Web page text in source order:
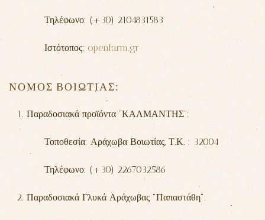
Τηλέφωνο: (+30) 2104831583
Ιστότοπος: openfarm.gr
ΝΟΜΟΣ ΒΟΙΩΤΙΑΣ:
Παραδοσιακά προϊόντα “ΚΑΛΜΑΝΤΗΣ”:
Τοποθεσία: Αράχωβα Βοιωτίας, Τ.Κ. : 32004
Τηλέφωνο: (+30) 2267032586
Παραδοσιακά Γλυκά Αράχωβας "Παπαστάθη":